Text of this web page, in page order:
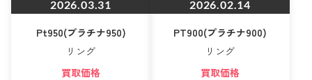
2026.03.31
Pt950(プラチナ950)
リング
買取価格
2026.02.14
PT900(プラチナ900)
リング
買取価格